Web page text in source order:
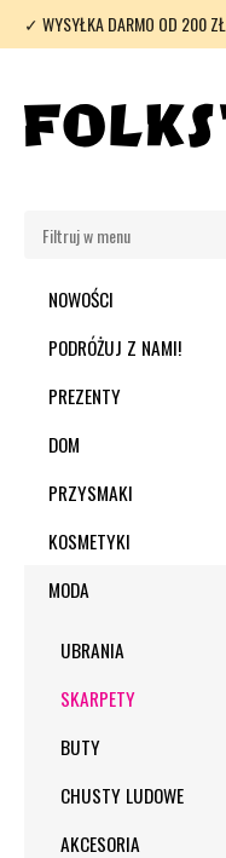
✓ WYSYŁKA DARMO OD 200 ZŁ
NOWOŚCI
PODRÓŻUJ Z NAMI!
PREZENTY
DOM
PRZYSMAKI
KOSMETYKI
MODA
UBRANIA
SKARPETY
BUTY
CHUSTY LUDOWE
AKCESORIA